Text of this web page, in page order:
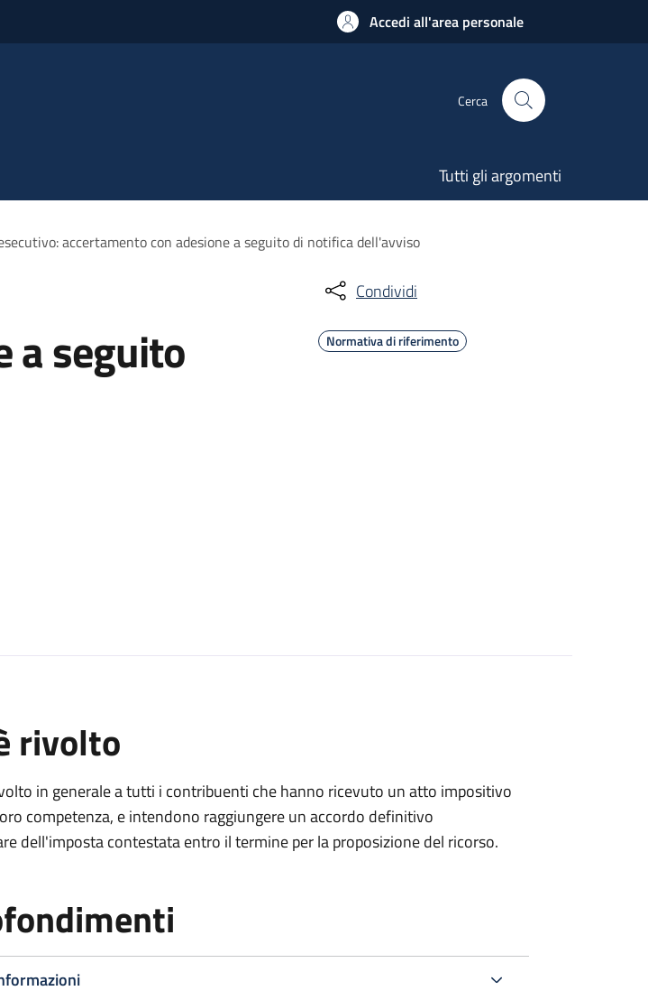
Accedi all'area personale
Cerca
Tutti gli argomenti
accertamento con adesione a seguito di notifica dell'avviso
a seguito
Condividi
Normativa di riferimento
rivolto
in generale a tutti i contribuenti che hanno ricevuto un atto impositivo
competenza, e intendono raggiungere un accordo definitivo
dell'imposta contestata entro il termine per la proposizione del ricorso.